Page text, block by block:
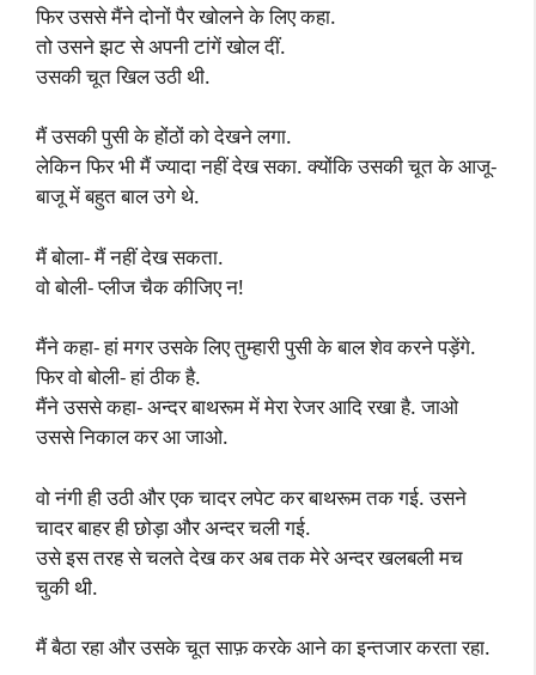
फिर उससे मैंने दोनों पैर खोलने के लिए कहा.
तो उसने झट से अपनी टांगें खोल दीं.
उसकी चूत खिल उठी थी.
मैं उसकी पुसी के होंठों को देखने लगा.
लेकिन फिर भी मैं ज्यादा नहीं देख सका. क्योंकि उसकी चूत के आजू-
बाजू में बहुत बाल उगे थे.
मैं बोला- मैं नहीं देख सकता.
वो बोली- प्लीज चैक कीजिए न!
मैंने कहा- हां मगर उसके लिए तुम्हारी पुसी के बाल शेव करने पड़ेंगे.
फिर वो बोली- हां ठीक है.
मैंने उससे कहा- अन्दर बाथरूम में मेरा रेजर आदि रखा है. जाओ
उससे निकाल कर आ जाओ.
वो नंगी ही उठी और एक चादर लपेट कर बाथरूम तक गई. उसने
चादर बाहर ही छोड़ा और अन्दर चली गई.
उसे इस तरह से चलते देख कर अब तक मेरे अन्दर खलबली मच
चुकी थी.
मैं बैठा रहा और उसके चूत साफ़ करके आने का इन्तजार करता रहा.